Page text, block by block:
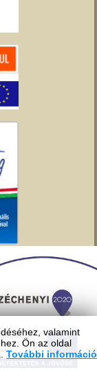
valamint
Ön az oldal
További információ